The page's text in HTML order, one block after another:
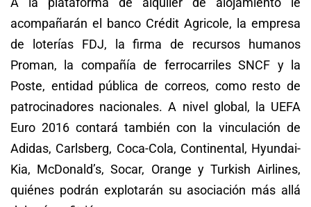
acompañarán el banco Crédit Agricole, la empresa
de loterías FDJ, la firma de recursos humanos
Proman, la compañía de ferrocarriles SNCF y la
Poste, entidad pública de correos, como resto de
patrocinadores nacionales. A nivel global, la UEFA
Euro 2016 contará también con la vinculación de
Adidas, Carlsberg, Coca-Cola, Continental, Hyundai-
Kia, McDonald’s, Socar, Orange y Turkish Airlines,
quiénes podrán explotarán su asociación más allá